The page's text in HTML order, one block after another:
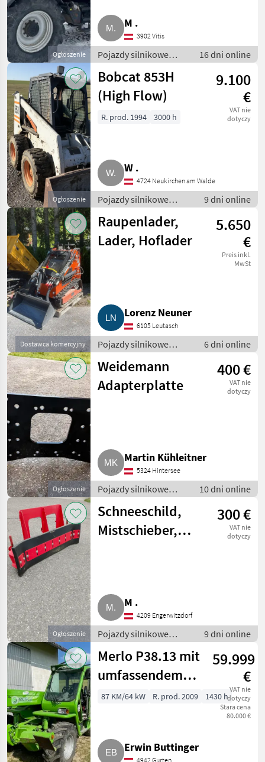
Ogłoszenie
M .
3902 Vitis
Pojazdy silnikowe
rolnicze / Ładowarki
rolnicze
16 dni online
Ogłoszenie
Bobcat 853H
(High Flow)
9.100
€
VAT nie
dotyczy
R. prod. 1994 3000 h
W .
4724 Neukirchen am Walde
Pojazdy silnikowe
rolnicze / Ładowarki
rolnicze
9 dni online
Dostawca komercyjny
Raupenlader,
Lader, Hoflader
5.650
€
Preis inkl.
MwSt
Lorenz Neuner
6105 Leutasch
Pojazdy silnikowe
rolnicze / Ładowarki
rolnicze
6 dni online
Ogłoszenie
Weidemann
Adapterplatte
400 €
VAT nie
dotyczy
Martin Kühleitner
5324 Hintersee
Pojazdy silnikowe
rolnicze / Ładowarki
rolnicze
10 dni online
Ogłoszenie
Schneeschild,
Mistschieber,
300 €
VAT nie
dotyczy
M .
4209 Engerwitzdorf
Pojazdy silnikowe
rolnicze / Ładowarki
rolnicze
9 dni online
Merlo P38.13 mit
umfassendem
Zubehör
59.999
€
VAT nie
dotyczy
Stara cena
80.000 €
87 KM/64 kW R. prod. 2009 1430 h
Erwin Buttinger
4942 Gurten